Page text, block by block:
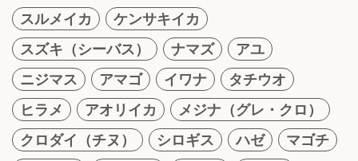
スルメイカ
ケンサキイカ
スズキ（シーバス）
ナマズ
アユ
ニジマス
アマゴ イワナ
タチウオ
ヒラメ
アオリイカ
メジナ（グレ・クロ）
クロダイ（チヌ）
シロギス ハゼ
マゴチ